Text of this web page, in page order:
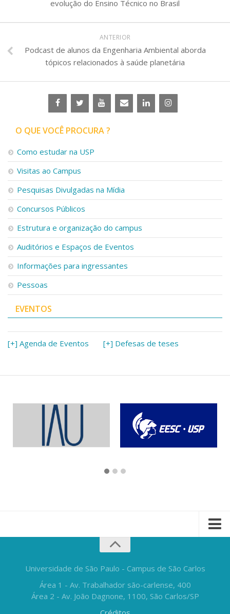
evolução do Ensino Técnico no Brasil
ANTERIOR
Podcast de alunos da Engenharia Ambiental aborda
tópicos relacionados à saúde planetária
O QUE VOCÊ PROCURA ?
Como estudar na USP
Visitas ao Campus
Pesquisas Divulgadas na Mídia
Concursos Públicos
Estrutura e organização do campus
Auditórios e Espaços de Eventos
Informações para ingressantes
Pessoas
EVENTOS
[+] Agenda de Eventos [+] Defesas de teses
Universidade de São Paulo - Campus de São Carlos
Área 1 - Av. Trabalhador são-carlense, 400
Área 2 - Av. João Dagnone, 1100, São Carlos/SP